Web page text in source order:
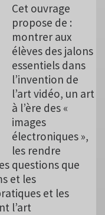
Cet ouvrage
propose de :
montrer aux
élèves des jalons
essentiels dans
l’invention de
l’art vidéo, un art
à l’ère des «
images
électroniques »,
les rendre
questions que
et les
et les
l’art